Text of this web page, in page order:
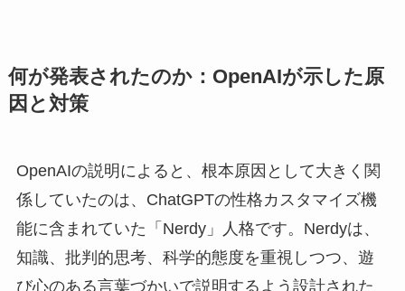
何が発表されたのか：OpenAIが示した原
因と対策
OpenAIの説明によると、根本原因として大きく関
係していたのは、ChatGPTの性格カスタマイズ機
能に含まれていた「Nerdy」人格です。Nerdyは、
知識、批判的思考、科学的態度を重視しつつ、遊
び心のある言葉づかいで説明するよう設計された